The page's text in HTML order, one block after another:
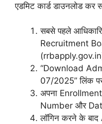
एडमिट कार्ड डाउनलोड कर
सबसे पहले
Recruitment
“Download
07/2025” लिंक
अपना
Number और
लॉगिन करने के